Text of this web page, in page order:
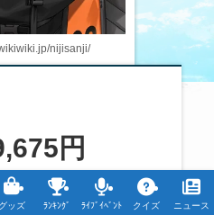
nijisanji/
円
グッズ ﾗﾝｷﾝｸﾞ ﾗｲﾌﾞｲﾍﾞﾝﾄ クイズ ニュース